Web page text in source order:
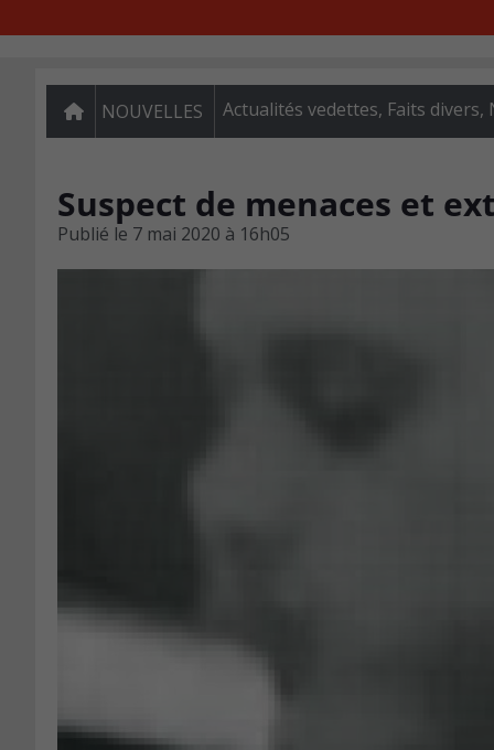
NOUVELLES Actualités vedettes, Faits divers,
Suspect de menaces et
Publié le 7 mai 2020 à 16h05